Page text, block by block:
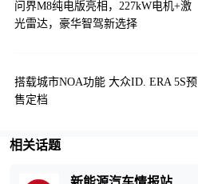
问界M8纯电版亮相，227kW电机+激
光雷达，豪华智驾新选择
搭载城市NOA功能 大众ID. ERA 5S预
售定档
相关话题